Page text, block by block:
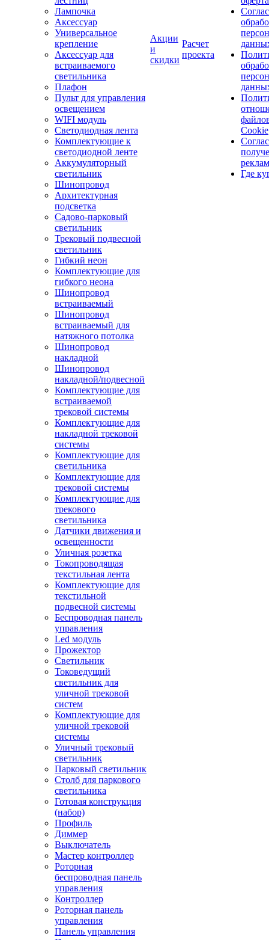
Лампочка
Аксессуар
Универсальное
крепление
Аксессуар для
встраиваемого
светильника
Плафон
Пульт для управления
освещением
WIFI модуль
Светодиодная лента
Комплектующие к
светодиодной ленте
Аккумуляторный
светильник
Шинопровод
Архитектурная
подсветка
Садово-парковый
светильник
Трековый подвесной
светильник
Гибкий неон
Комплектующие для
гибкого неона
Шинопровод
встраиваемый
Шинопровод
встраиваемый для
натяжного потолка
Шинопровод
накладной
Шинопровод
накладной/подвесной
Комплектующие для
встраиваемой
трековой системы
Комплектующие для
накладной трековой
системы
Комплектующие для
светильника
Комплектующие для
трековой системы
Комплектующие для
трекового
светильника
Датчики движения и
освещенности
Уличная розетка
Токопроводящая
текстильная лента
Комплектующие для
текстильной
подвесной системы
Беспроводная панель
управления
Led модуль
Прожектор
Светильник
Токоведущий
светильник для
уличной трековой
систем
Комплектующие для
уличной трековой
системы
Уличный трековый
светильник
Парковый светильник
Столб для паркового
светильника
Готовая конструкция
(набор)
Профиль
Диммер
Выключатель
Мастер контроллер
Роторная
беспроводная панель
управления
Контроллер
Роторная панель
управления
Панель управления
Акции
и
скидки
Расчет
проекта
Cookie
Где